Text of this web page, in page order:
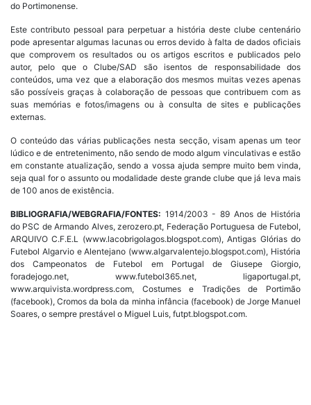
do Portimonense.
Este contributo pessoal para perpetuar a história deste clube centenário
pode apresentar algumas lacunas ou erros devido à falta de dados oficiais
que comprovem os resultados ou os artigos escritos e publicados pelo
autor, pelo que o Clube/SAD são isentos de responsabilidade dos
conteúdos, uma vez que a elaboração dos mesmos muitas vezes apenas
são possíveis graças à colaboração de pessoas que contribuem com as
suas memórias e fotos/imagens ou à consulta de sites e publicações
externas.
O conteúdo das várias publicações nesta secção, visam apenas um teor
lúdico e de entretenimento, não sendo de modo algum vinculativas e estão
em constante atualização, sendo a vossa ajuda sempre muito bem vinda,
seja qual for o assunto ou modalidade deste grande clube que já leva mais
de 100 anos de existência.
BIBLIOGRAFIA/WEBGRAFIA/FONTES: 1914/2003 - 89 Anos de História
do PSC de Armando Alves, zerozero.pt, Federação Portuguesa de Futebol,
ARQUIVO C.F.E.L (www.lacobrigolagos.blogspot.com), Antigas Glórias do
Futebol Algarvio e Alentejano (www.algarvalentejo.blogspot.com), História
dos Campeonatos de Futebol em Portugal de Giusepe Giorgio,
foradejogo.net, www.futebol365.net, ligaportugal.pt,
www.arquivista.wordpress.com, Costumes e Tradições de Portimão
(facebook), Cromos da bola da minha infância (facebook) de Jorge Manuel
Soares, o sempre prestável o Miguel Luis, futpt.blogspot.com.